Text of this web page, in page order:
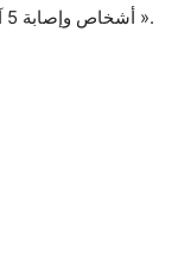
أشخاص وإصابة 5 آخرين ».